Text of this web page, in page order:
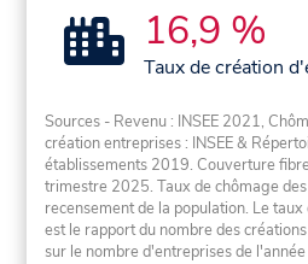
16,9 %
Taux de création
Sources - Revenu : INSEE 2021,
création entreprises : INSEE &
établissements 2019. Couverture
trimestre 2025. Taux de chômage
recensement de la population. Le
est le rapport du nombre des
sur le nombre d'entreprises de